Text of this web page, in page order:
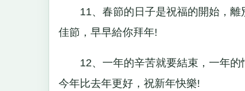
11、春節的日子是祝福的開始，離
佳節，早早給你拜年!
12、一年的辛苦就要結束，一年的
今年比去年更好，祝新年快樂!